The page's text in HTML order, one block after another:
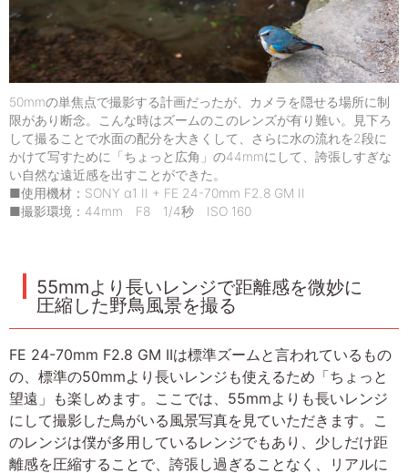
50mmの単焦点で撮影する計画だったが、カメラを隠せる場所に制
限があり断念。こんな時はズームのこのレンズが有り難い。見下ろ
して撮ることで水面の配分を大きくして、さらに水の流れを2段に
かけて写すために「ちょっと広角」の44mmにして、誇張しすぎな
い自然な遠近感を出すことができた。
■使用機材：SONY α1 II + FE 24-70mm F2.8 GM II
■撮影環境：44mm F8 1/4秒 ISO 160
55mmより長いレンジで距離感を微妙に
圧縮した野鳥風景を撮る
FE 24-70mm F2.8 GM IIは標準ズームと言われているもの
の、標準の50mmより長いレンジも使えるため「ちょっと
望遠」も楽しめます。ここでは、55mmよりも長いレンジ
にして撮影した鳥がいる風景写真を見ていただきます。こ
のレンジは僕が多用しているレンジでもあり、少しだけ距
離感を圧縮することで、誇張し過ぎることなく、リアルに